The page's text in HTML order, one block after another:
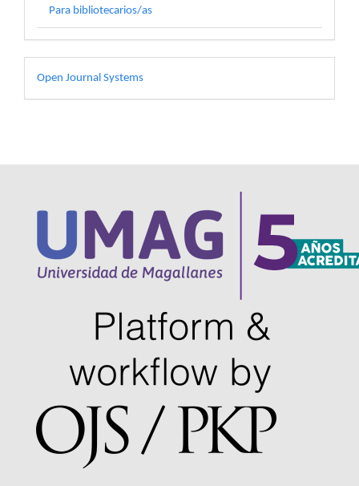
Para bibliotecarios/as
Desarrollado
por
Open Journal Systems